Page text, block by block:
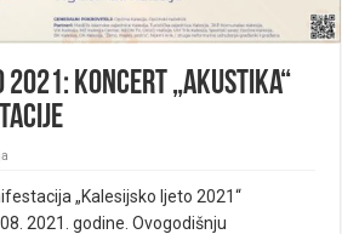
Koncert „Akustika“
„Kalesijsko ljeto 2021“
2021. godine. Ovogodišnju